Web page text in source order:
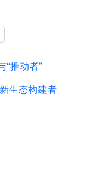
“推动者”
生态构建者